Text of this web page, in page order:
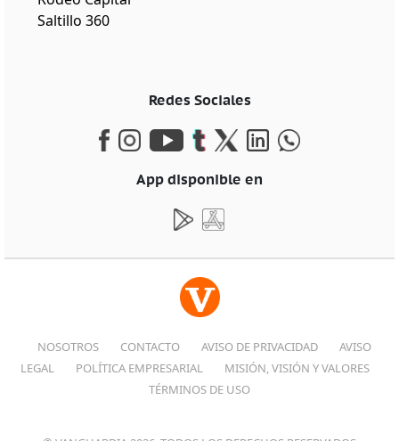
Saltillo 360
Redes Sociales
App disponible en
NOSOTROS CONTACTO AVISO DE PRIVACIDAD
AVISO
LEGAL
POLÍTICA EMPRESARIAL
MISIÓN, VISIÓN Y VALORES
TÉRMINOS DE USO